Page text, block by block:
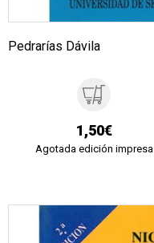
Pedrarías Dávila
1,50€
Agotada edición impresa